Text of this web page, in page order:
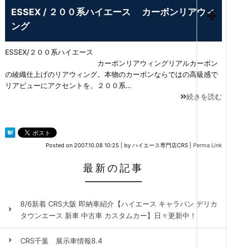
ESSEX / ２００系ハイエース カーボンリアウィ
ング
ESSEX/２００系ハイエース
カーボンリアウィングリアルカーボン
の綾織仕上げのリアウィング。本物のカーボンならではの高級感で
リアビューにアクセントを。２００系…
続きを読む
Posted on 2007.10.08 10:25 by ハイエース専門店CRS Perma Link
最新の記事
8/6新着 CRS大阪 即納車紹介【ハイエース キャラバン デリカ
タウンエース 新車 中古車 カスタムカー】日々更新中！
CRS千葉 展示車情報8.4